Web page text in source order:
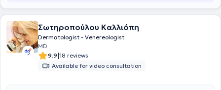
Σωτηροπούλου Καλλιόπη
Dermatologist - Venereologist
MD
9.9|18 reviews
Available for video consultation